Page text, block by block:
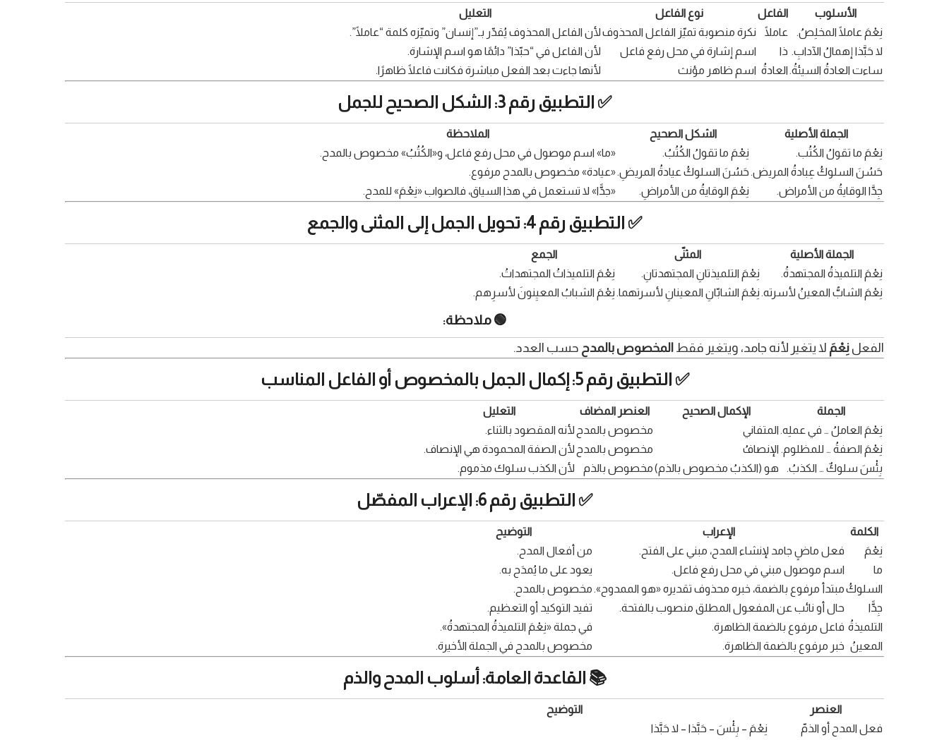
الأسلوب الفاعل نوع الفاعل
التعليل
نِعْمَ عاملًا المخلِصُ.
عاملًا نكرة منصوبة تميّز الفاعل المحذوفلأن الفاعل المحذوف يُقدّر بـ”إنسان” وتميّزه كلمة “عاملًا”.
لا حَبَّذا إهمالُ الآدابِ. ذا اسم إشارة في محل رفع فاعل
لأن الفاعل في “حبّذا” دائمًا هو اسم الإشارة.
ساءت العادةُ السيئةُ. العادةُ اسم ظاهر مؤنث لأنها جاءت بعد الفعل مباشرة فكانت فاعلًا ظاهرًا.
✅ التطبيق رقم 3: الشكل الصحيح للجمل
الجملة الأصلية الشكل الصحيح
الملاحظة
نِعْمَ ما تقولُ الكُتُب.
نِعْمَ ما تقولُ الكُتُبُ.
«ما» اسم موصول في محل رفع فاعل، و«الكُتُبُ» مخصوص بالمدح.
حَسُنَ السلوكُ عِبادةُ المريض. حَسُنَ السلوكُ عيادةُ المريضِ.«عيادة» مخصوص بالمدح مرفوع.
جِدَّا الوقايةُ من الأمراض.
نِعْمَ الوقايةُ من الأمراضِ. «جدًّا» لا تستعمل في هذا السياق، فالصواب «نِعْمَ» للمدح.
✅ التطبيق رقم 4: تحويل الجمل إلى المثنى والجمع
الجملة الأصلية المثنّى
الجمع
نِعْمَ التلميذةُ المجتهدةُ.
نِعْمَ التلميذتانِ المجتهدتانِ.
نِعْمَ التلميذاتُ المجتهداتُ.
نِعْمَ الشابُّ المعينُ لأسرته. نِعْمَ الشابّانِ المعينانِ لأسرتهما. نِعْمَ الشبابُ المعيِنونَ لأسرِهم.
🟢 ملاحظة:
الفعلنِعْمَ لا يتغير لأنه جامد، ويتغير فقطالمخصوص بالمدح حسب العدد.
✅ التطبيق رقم 5: إكمال الجمل بالمخصوص أو الفاعل المناسب
الجملة الإكمال الصحيح العنصر المضاف
التعليل
نِعْمَ العاملُ … في عملِه. المتفاني مخصوص بالمدح لأنه المقصود بالثناء.
نِعْمَ الصفةُ … للمظلوم. الإنصافُ مخصوص بالمدح لأن الصفة المحمودة هي الإنصاف.
بِئْسَ سلوكٌ … الكذبُ.
هو (الكذبُ مخصوص بالذم)مخصوص بالذم لأن الكذب سلوك مذموم.
✅ التطبيق رقم 6: الإعراب المفصّل
الكلمة الإعراب
التوضيح
نِعْمَ
فعل ماضٍ جامد لإنشاء المدح، مبني على الفتح.
من أفعال المدح.
ما
اسم موصول مبني في محل رفع فاعل.
يعود على ما يُمدَح به.
السلوكُمبتدأ مرفوع بالضمة، خبره محذوف تقديره «هو الممدوح». مخصوص بالمدح.
جِدًّا
حال أو نائب عن المفعول المطلق منصوب بالفتحة.
تفيد التوكيد أو التعظيم.
التلميذةُ فاعل مرفوع بالضمة الظاهرة.
في جملة «نِعْمَ التلميذةُ المجتهدةُ».
المعينُ خبر مرفوع بالضمة الظاهرة. مخصوص بالمدح في الجملة الأخيرة.
📚 القاعدة العامة: أسلوب المدح والذم
العنصر
التوضيح
فعل المدح أو الذمّ
نِعْمَ – بِئْسَ – حَبَّذا – لا حَبَّذا